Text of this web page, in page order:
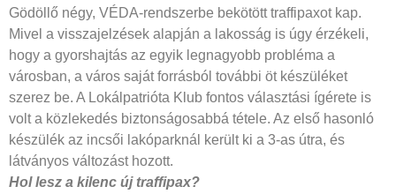
Gödöllő négy, VÉDA-rendszerbe bekötött traffipaxot kap.
Mivel a visszajelzések alapján a lakosság is úgy érzékeli,
hogy a gyorshajtás az egyik legnagyobb probléma a
városban, a város saját forrásból további öt készüléket
szerez be. A Lokálpatrióta Klub fontos választási ígérete is
volt a közlekedés biztonságosabbá tétele. Az első hasonló
készülék az incsői lakóparknál került ki a 3-as útra, és
látványos változást hozott.
Hol lesz a kilenc új traffipax?